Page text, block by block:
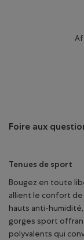
Foire aux
Tenues de sport
Bougez en toute
allient le confort de
hauts anti-
gorges sport
polyvalents qui